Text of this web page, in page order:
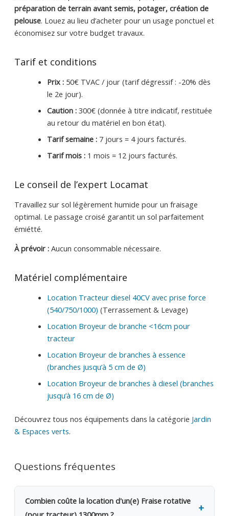
préparation de terrain avant semis, potager, création de
pelouse. Louez au lieu d’acheter pour un usage ponctuel et
économisez sur votre budget travaux.
Tarif et conditions
Prix :50€ TVAC / jour (tarif dégressif : -20% dès
le 2e jour).
Caution :300€ (donnée à titre indicatif, restituée
au retour du matériel en bon état).
Tarif semaine :7 jours = 4 jours facturés.
Tarif mois :1 mois = 12 jours facturés.
Le conseil de l’expert Locamat
Travaillez sur sol légèrement humide pour un fraisage
optimal. Le passage croisé garantit un sol parfaitement
émiétté.
À prévoir :Aucun consommable nécessaire.
Matériel complémentaire
Location Tracteur diesel 40CV avec prise force
(540/750/1000) (Terrassement & Levage)
Location Broyeur de branche <16cm pour
tracteur
Location Broyeur de branches à essence
(branches jusqu’à 5 cm de Ø)
Location Broyeur de branches à diesel (branches
jusqu’à 16 cm de Ø)
Découvrez tous nos équipements dans la catégorie Jardin
& Espaces verts.
Questions fréquentes
Combien coûte la location d'un(e) Fraise rotative